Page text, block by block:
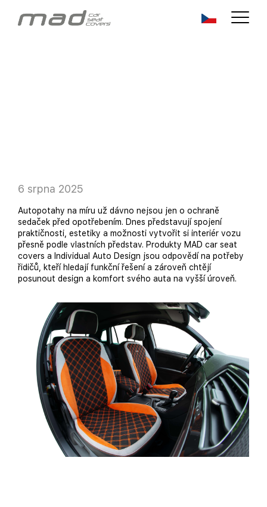
6 srpna 2025
Autopotahy na míru už dávno nejsou jen o ochraně
sedaček před opotřebením. Dnes představují spojení
praktičnosti, estetiky a možnosti vytvořit si interiér vozu
přesně podle vlastních představ. Produkty MAD car seat
covers a Individual Auto Design jsou odpovědí na potřeby
řidičů, kteří hledají funkční řešení a zároveň chtějí
posunout design a komfort svého auta na vyšší úroveň.